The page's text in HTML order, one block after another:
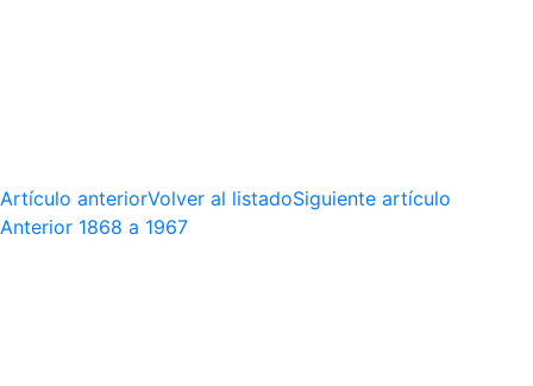
Artículo anteriorVolver al listadoSiguiente artículo
Anterior 1868 a 1967